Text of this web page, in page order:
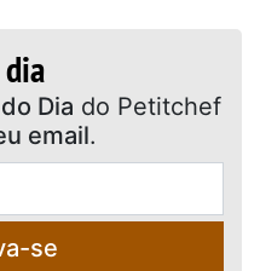
Dia do Petitchef
email.
se